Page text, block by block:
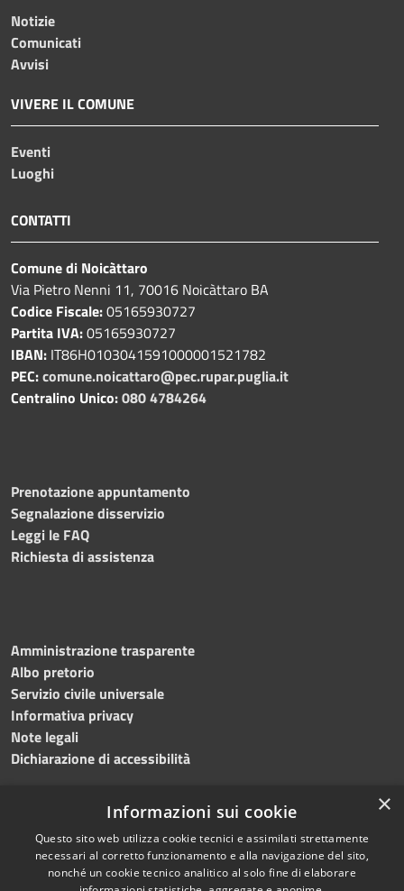
Notizie
Comunicati
Avvisi
VIVERE IL COMUNE
Eventi
Luoghi
CONTATTI
Comune di Noicàttaro
Via Pietro Nenni 11, 70016 Noicàttaro BA
Codice Fiscale:05165930727
Partita IVA:05165930727
IBAN: IT86H0103041591000001521782
PEC:comune.noicattaro@pec.rupar.puglia.it
Centralino Unico:080 4784264
Prenotazione appuntamento
Segnalazione disservizio
Leggi le FAQ
Richiesta di assistenza
Amministrazione trasparente
Albo pretorio
Servizio civile universale
Informativa privacy
Note legali
Dichiarazione di accessibilità
RSS
Accessibilità
Copyright © 2023 •
Comune di Noicàttaro
×
Informazioni sui cookie
Questo sito web utilizza cookie tecnici e assimilati strettamente
necessari al corretto funzionamento e alla navigazione del sito,
nonché un cookie tecnico analitico al solo fine di elaborare